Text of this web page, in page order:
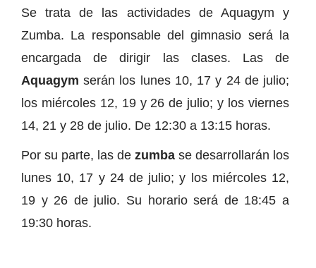
Se trata de las actividades de Aquagym y
Zumba. La responsable del gimnasio será la
encargada de dirigir las clases. Las de
Aquagym serán los lunes 10, 17 y 24 de julio;
los miércoles 12, 19 y 26 de julio; y los viernes
14, 21 y 28 de julio. De 12:30 a 13:15 horas.
Por su parte, las de zumba se desarrollarán los
lunes 10, 17 y 24 de julio; y los miércoles 12,
19 y 26 de julio. Su horario será de 18:45 a
19:30 horas.